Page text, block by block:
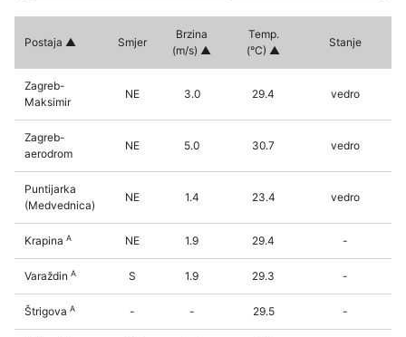
Postaja Smjer
Brzina
(m/s)
Temp.
(°C)
Stanje
Zagreb-
Maksimir
NE 3.0 29.4 vedro
Zagreb-
aerodrom
NE 5.0 30.7 vedro
Puntijarka
(Medvednica)
NE 1.4 23.4 vedro
Krapina A NE 1.9 29.4 -
Varaždin A S 1.9 29.3 -
Štrigova A - - 29.5 -